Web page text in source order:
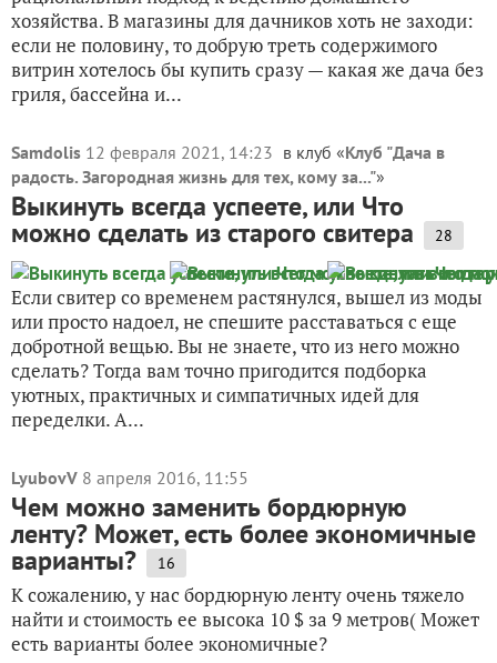
хозяйства. В магазины для дачников хоть не заходи:
если не половину, то добрую треть содержимого
витрин хотелось бы купить сразу — какая же дача без
гриля, бассейна и...
Samdolis 12 февраля 2021, 14:23 в клуб «Клуб "Дача в
радость. Загородная жизнь для тех, кому за..."»
Выкинуть всегда успеете, или Что
можно сделать из старого свитера 28
Если свитер со временем растянулся, вышел из моды
или просто надоел, не спешите расставаться с еще
добротной вещью. Вы не знаете, что из него можно
сделать? Тогда вам точно пригодится подборка
уютных, практичных и симпатичных идей для
переделки. А...
LyubovV 8 апреля 2016, 11:55
Чем можно заменить бордюрную
ленту? Может, есть более экономичные
варианты? 16
К сожалению, у нас бордюрную ленту очень тяжело
найти и стоимость ее высока 10 $ за 9 метров( Может
есть варианты более экономичные?